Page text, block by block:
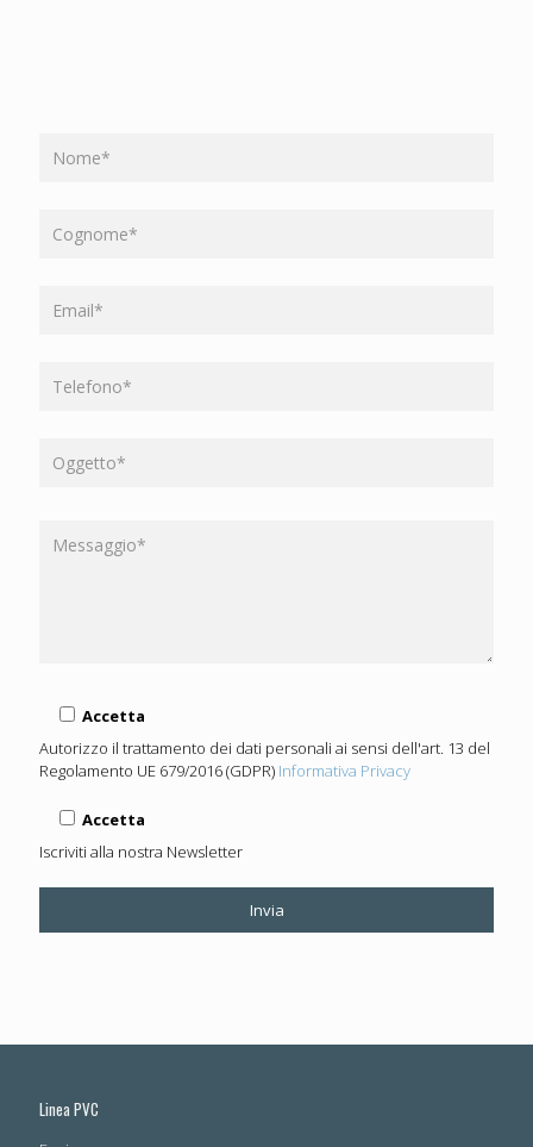
Accetta
Autorizzo il trattamento dei dati personali ai sensi dell'art. 13 del
Regolamento UE 679/2016 (GDPR) Informativa Privacy
Accetta
Iscriviti alla nostra Newsletter
Linea PVC